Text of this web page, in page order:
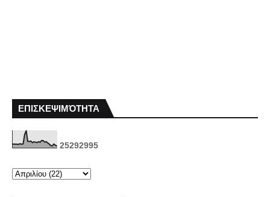
ΕΠΙΣΚΕΨΙΜΌΤΗΤΑ
25292995